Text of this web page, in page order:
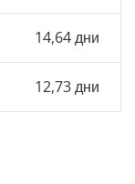
14,64 дни
12,73 дни